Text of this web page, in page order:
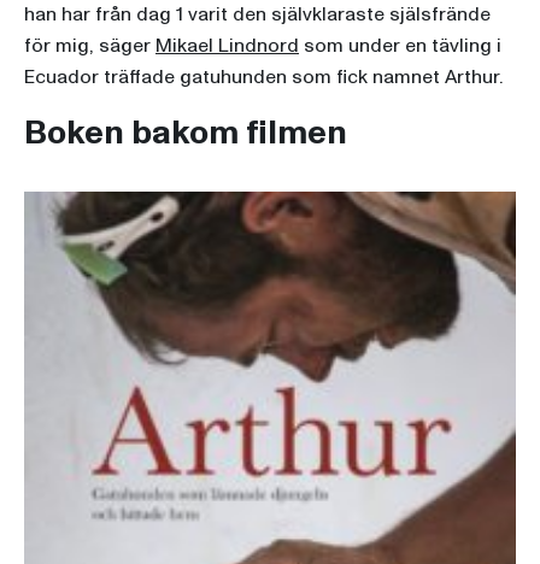
han har från dag 1 varit den självklaraste själsfrände
för mig, säger Mikael Lindnord som under en tävling i
Ecuador träffade gatuhunden som fick namnet Arthur.
Boken bakom filmen